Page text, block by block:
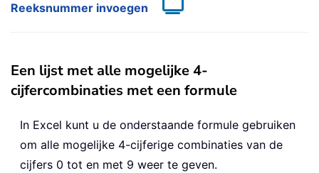
Reeksnummer invoegen
Een lijst met alle mogelijke 4-
cijfercombinaties met een formule
In Excel kunt u de onderstaande formule gebruiken
om alle mogelijke 4-cijferige combinaties van de
cijfers 0 tot en met 9 weer te geven.